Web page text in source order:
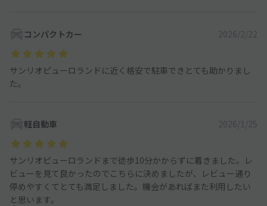
コンパクトカー 2026/2/22
サンリオピューロランドに近く格安で駐車できとても助かりまし
た。
軽自動車 2026/1/25
サンリオピューロランドまで徒歩10分かからずに着きました。レ
ビューを見て良かったのでこちらに決めましたが、レビュー通り
停めやすくてとても満足しました。機会があればまた利用したい
と思います。